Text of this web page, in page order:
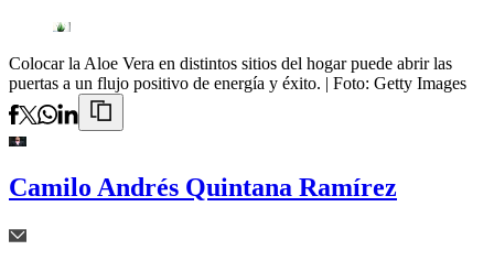
Colocar la Aloe Vera en distintos sitios del hogar puede abrir las
puertas a un flujo positivo de energía y éxito. | Foto: Getty Images
Camilo Andrés Quintana Ramírez